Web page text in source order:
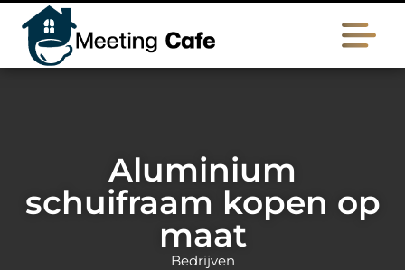
Aluminium
schuifraam kopen op
maat
Bedrijven